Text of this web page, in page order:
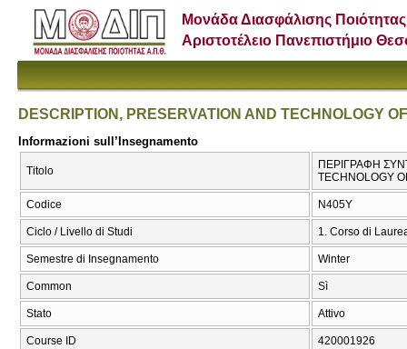
Μονάδα Διασφάλισης Ποιότητας
Αριστοτέλειο Πανεπιστήμιο
DESCRIPTION, PRESERVATION AND TECHNOLOGY
Informazioni sull’Insegnamento
Titolo
ΠΕΡΙΓΡΑΦΗ
TECHNOLOGY
Codice Ν405Υ
Ciclo / Livello di Studi 1. Corso di
Semestre di Insegnamento Winter
Common Sì
Stato Attivo
Course ID 420001926